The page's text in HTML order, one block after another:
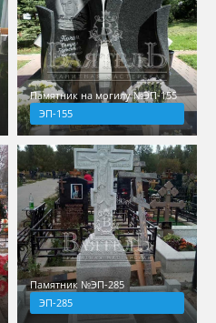
Памятник на могилу №ЭП-155
ЭП-155
Памятник №ЭП-285
ЭП-285